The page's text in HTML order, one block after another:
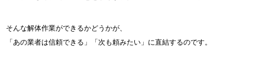
そんな解体作業ができるかどうかが、
「あの業者は信頼できる」「次も頼みたい」に直結するのです。